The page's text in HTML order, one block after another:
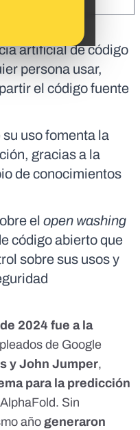
artificial de código
persona usar,
el código fuente
uso fomenta la
gracias a la
de conocimientos
el open washing
código abierto que
sobre sus usos y
2024 fue a la
de Google
y John Jumper,
para la predicción
Sin
año generaron